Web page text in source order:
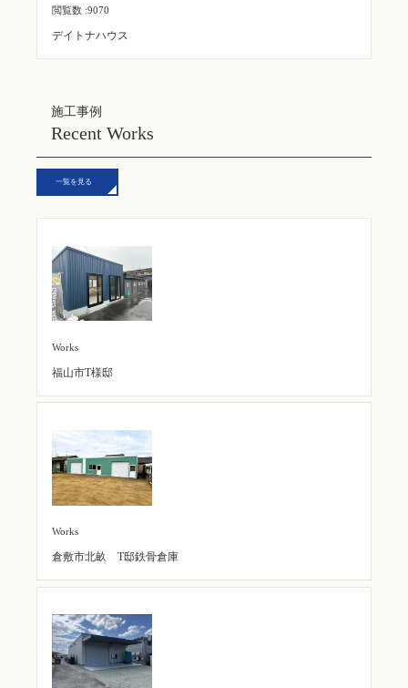
閲覧数 :9070
デイトナハウス
施工事例
Recent Works
一覧を見る
Works
福山市T様邸
Works
倉敷市北畝 T邸鉄骨倉庫